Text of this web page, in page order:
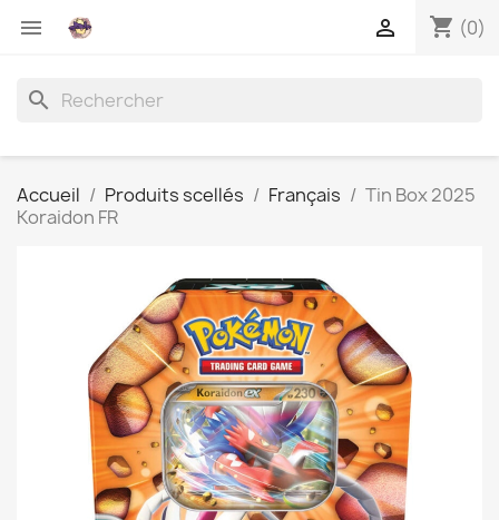
 shopping_cart (0)

search
Accueil Produits scellés Français
Tin Box 2025
Koraidon FR